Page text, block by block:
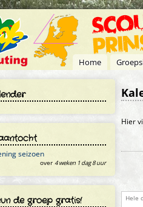
Home
seizoen
over 4 weken 1 dag 8 uur
de groep gratis!
Hier
Hele